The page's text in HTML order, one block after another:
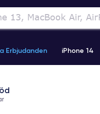
Erbjudanden iPhone 14